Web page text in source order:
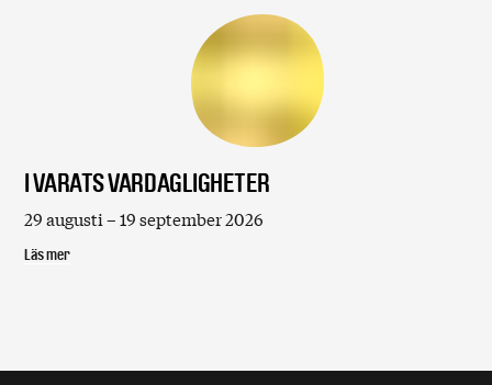
I VARATS VARDAGLIGHETER
29 augusti – 19 september 2026
Läs mer